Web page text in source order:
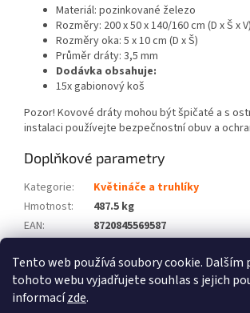
Tento web používá soubory cookie. Dalším
tohoto webu vyjadřujete souhlas s jejich
informacízde.
Materiál: pozinkované železo
Rozměry: 200 x 50 x 140/160 cm (D x Š x V)
Rozměry oka: 5 x 10 cm (D x Š)
Průměr dráty: 3,5 mm
Dodávka obsahuje:
15x gabionový koš
Pozor! Kovové dráty mohou být špičaté a s
instalaci používejte bezpečnostní obuv a
Doplňkové parametry
Kategorie:
Květináče a truhlíky
Hmotnost:
487.5 kg
EAN:
8720845569587
Počet balíků: 30